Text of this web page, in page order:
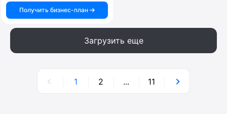
Получить бизнес-план
Загрузить еще
1 2 ... 11